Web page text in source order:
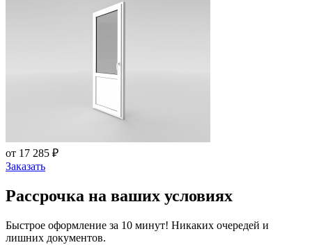
от 17 285 ₽
Заказать
Рассрочка на ваших условиях
Быстрое оформление за 10 минут! Никаких очередей и
лишних документов.